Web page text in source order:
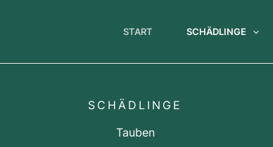
START SCHÄDLINGE
SCHÄDLINGE
Tauben